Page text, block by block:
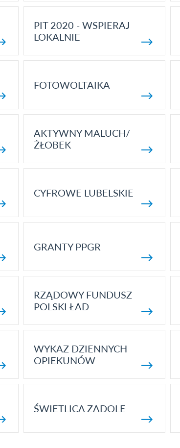
PIT 2020 - WSPIERAJ
LOKALNIE
FOTOWOLTAIKA
AKTYWNY MALUCH/
ŻŁOBEK
CYFROWE LUBELSKIE
GRANTY PPGR
RZĄDOWY FUNDUSZ
POLSKI ŁAD
WYKAZ DZIENNYCH
OPIEKUNÓW
ŚWIETLICA ZADOLE